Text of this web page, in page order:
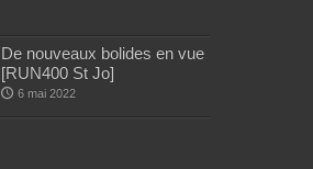
De nouveaux bolides en vue
[RUN400 St Jo]
6 mai 2022